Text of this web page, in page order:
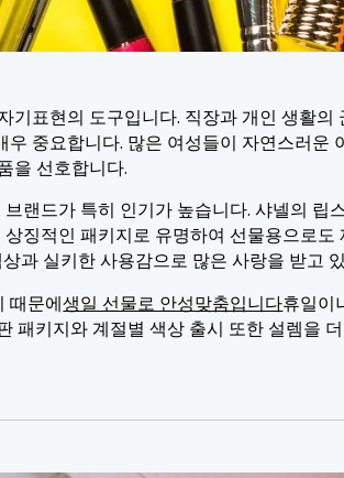
기표현의 도구입니다. 직장과 개인 생활의
중요합니다. 많은 여성들이 자연스러운
을 선호합니다.
랜드가 특히 인기가 높습니다. 샤넬의 립
징적인 패키지로 유명하여 선물용으로도
과 실키한 사용감으로 많은 사랑을 받고
때문에생일 선물로 안성맞춤입니다휴일이
패키지와 계절별 색상 출시 또한 설렘을